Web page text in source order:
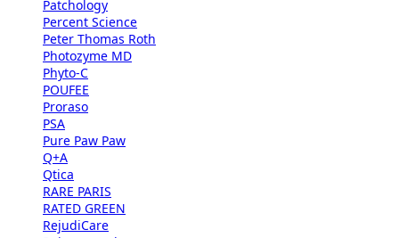
Patchology
Percent Science
Peter Thomas Roth
Photozyme MD
Phyto-C
POUFEE
Proraso
PSA
Pure Paw Paw
Q+A
Qtica
RARE PARIS
RATED GREEN
RejudiCare